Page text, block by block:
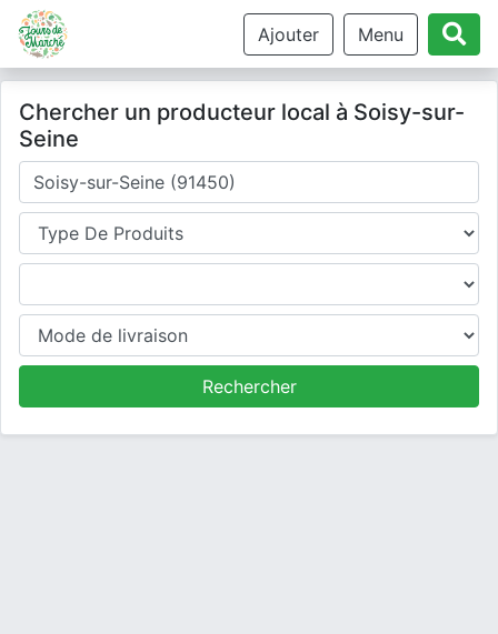
Ajouter Menu
Chercher un producteur local à Soisy-sur-
Seine
Où cherchez-vous un producteur ?
Type de produits
Produits
Mode de livraison
Rechercher